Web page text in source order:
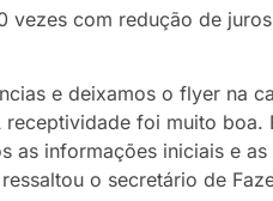
vezes com redução de
e deixamos o flyer na
foi muito boa.
as informações iniciais e
o secretário de